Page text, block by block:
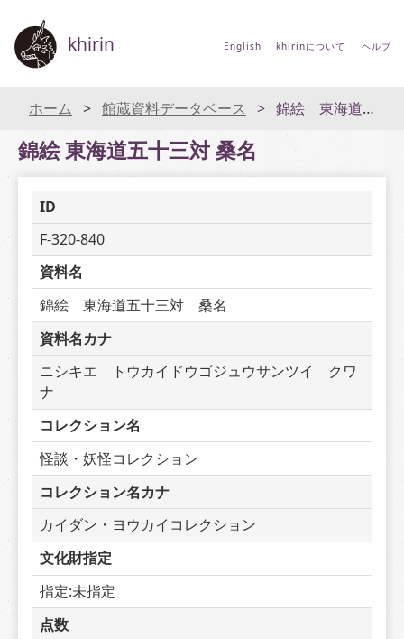
khirin English khirinについて ヘルプ
ホーム 館蔵資料データベース 錦絵 東海道五十三対 桑名
錦絵 東海道五十三対 桑名
ID
F-320-840
資料名
錦絵　東海道五十三対　桑名
資料名カナ
ニシキエ　トウカイドウゴジュウサンツイ　クワ
ナ
コレクション名
怪談・妖怪コレクション
コレクション名カナ
カイダン・ヨウカイコレクション
文化財指定
指定:未指定
点数